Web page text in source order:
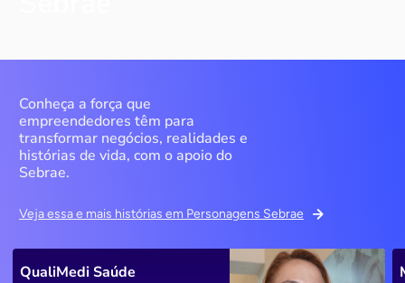
Conheça a força que
empreendedores têm para
transformar negócios, realidades e
histórias de vida, com o apoio do
Sebrae.
Veja essa e mais histórias em Personagens Sebrae
QualiMedi Saúde